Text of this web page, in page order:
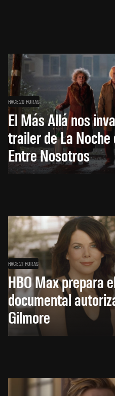
HACE 20 HORAS
El Más Allá nos
trailer de La
Entre Nosotros
HACE 21 HORAS
HBO Max prepara
documental
Gilmore